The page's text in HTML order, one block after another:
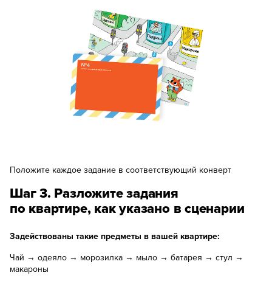
Положите каждое задание в соответствующий конверт
Шаг 3. Разложите задания
по квартире, как указано в сценарии
Задействованы такие предметы в вашей квартире:
Чай → одеяло → морозилка → мыло → батарея → стул →
макароны